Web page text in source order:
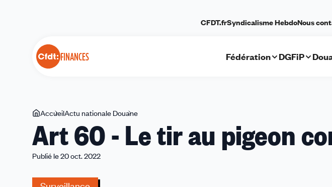
FINANCES
CFDT.frSyndicalisme HebdoNous
Fédération DGFiP
Vous
êtes
ici
AccueilActu nationale Douane
60
-
Art 60 - Le tir au pigeon
Publié le 20 oct. 2022